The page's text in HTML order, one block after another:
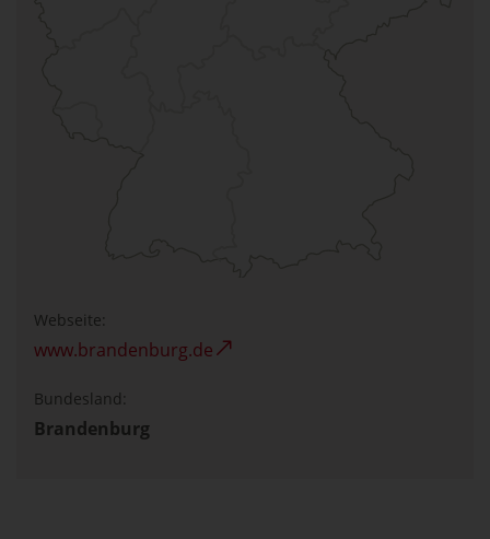
Webseite:
www.brandenburg.de
Bundesland:
Brandenburg